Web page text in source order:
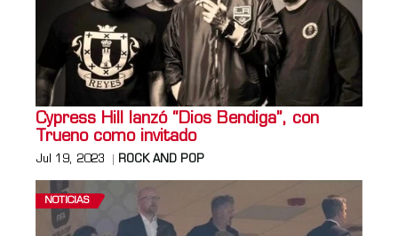
Cypress Hill lanzó “Dios Bendiga”, con
Trueno como invitado
Jul 19, 2023 ROCK AND POP
NOTICIAS